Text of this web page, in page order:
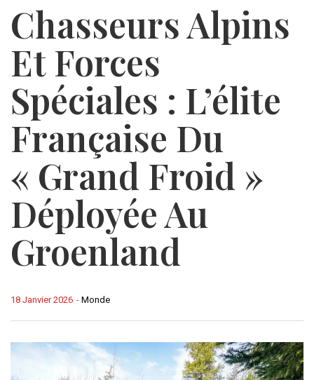
Chasseurs Alpins
Et Forces
Spéciales : L’élite
Française Du
« Grand Froid »
Déployée Au
Groenland
- Monde
18 Janvier 2026